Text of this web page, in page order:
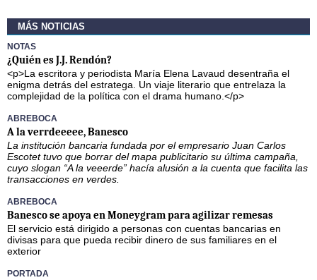
MÁS NOTICIAS
NOTAS
¿Quién es J.J. Rendón?
<p>La escritora y periodista María Elena Lavaud desentraña el
enigma detrás del estratega. Un viaje literario que entrelaza la
complejidad de la política con el drama humano.</p>
ABREBOCA
A la verrdeeeee, Banesco
La institución bancaria fundada por el empresario Juan Carlos
Escotet tuvo que borrar del mapa publicitario su última campaña,
cuyo slogan “A la veeerde” hacía alusión a la cuenta que facilita las
transacciones en verdes.
ABREBOCA
Banesco se apoya en Moneygram para agilizar remesas
El servicio está dirigido a personas con cuentas bancarias en
divisas para que pueda recibir dinero de sus familiares en el
exterior
PORTADA